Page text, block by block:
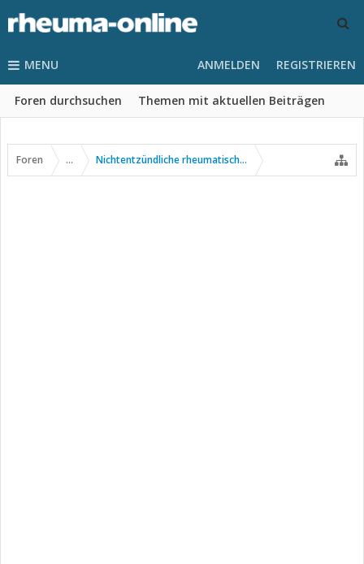
MENU
Foren durchsuchen Themen mit aktuellen Beiträgen
ANMELDEN REGISTRIEREN
Foren ... Nichtentzündliche rheumatische Erkrankungen